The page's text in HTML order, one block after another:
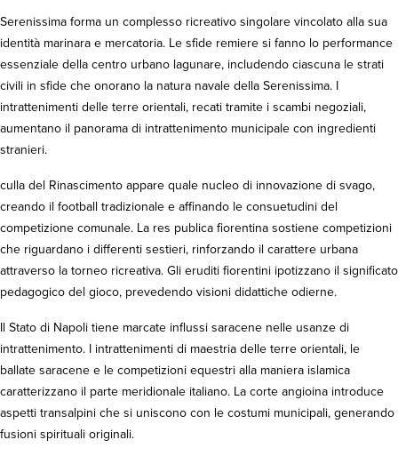
Serenissima forma un complesso ricreativo singolare vincolato alla sua
identità marinara e mercatoria. Le sfide remiere si fanno lo performance
essenziale della centro urbano lagunare, includendo ciascuna le strati
civili in sfide che onorano la natura navale della Serenissima. I
intrattenimenti delle terre orientali, recati tramite i scambi negoziali,
aumentano il panorama di intrattenimento municipale con ingredienti
stranieri.
culla del Rinascimento appare quale nucleo di innovazione di svago,
creando il football tradizionale e affinando le consuetudini del
competizione comunale. La res publica fiorentina sostiene competizioni
che riguardano i differenti sestieri, rinforzando il carattere urbana
attraverso la torneo ricreativa. Gli eruditi fiorentini ipotizzano il significato
pedagogico del gioco, prevedendo visioni didattiche odierne.
Il Stato di Napoli tiene marcate influssi saracene nelle usanze di
intrattenimento. I intrattenimenti di maestria delle terre orientali, le
ballate saracene e le competizioni equestri alla maniera islamica
caratterizzano il parte meridionale italiano. La corte angioina introduce
aspetti transalpini che si uniscono con le costumi municipali, generando
fusioni spirituali originali.